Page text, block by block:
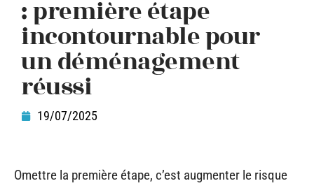
: première étape
incontournable pour
un déménagement
réussi
19/07/2025
Omettre la première étape, c’est augmenter le risque